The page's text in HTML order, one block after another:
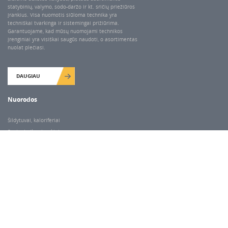
statybinių, valymo, sodo-daržo ir kt. sričių priežiūros
įrankius. Visa nuomotis siūloma technika yra
techniškai tvarkinga ir sistemingai prižiūrima.
Garantuojame, kad mūsų nuomojami technikos
įrenginiai yra visiškai saugūs naudoti, o asortimentas
nuolat plečiasi.
DAUGIAU
Nuorodos
Šildytuvai, kaloriferiai
Santechnikos įrankiai